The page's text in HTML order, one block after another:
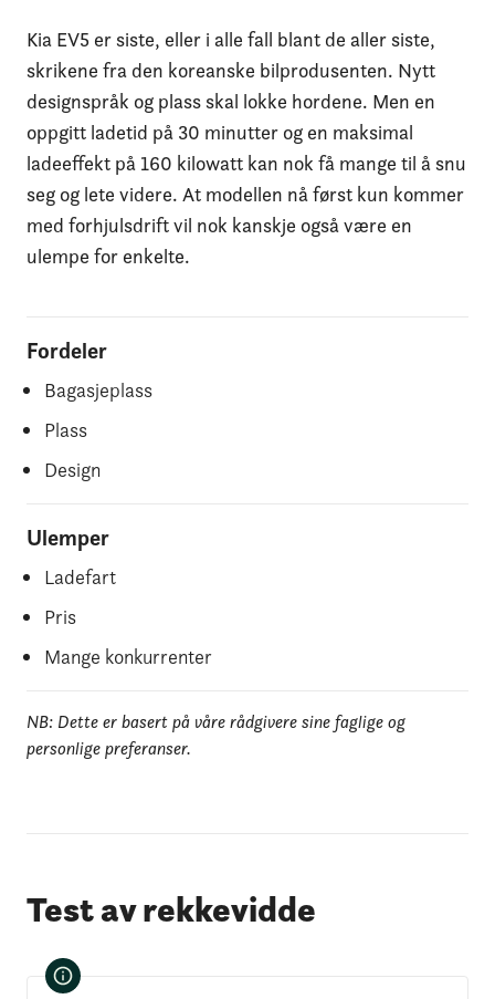
Kia EV5 er siste, eller i alle fall blant de aller siste,
skrikene fra den koreanske bilprodusenten. Nytt
designspråk og plass skal lokke hordene. Men en
oppgitt ladetid på 30 minutter og en maksimal
ladeeffekt på 160 kilowatt kan nok få mange til å snu
seg og lete videre. At modellen nå først kun kommer
med forhjulsdrift vil nok kanskje også være en
ulempe for enkelte.
Fordeler
Bagasjeplass
Plass
Design
Ulemper
Ladefart
Pris
Mange konkurrenter
NB: Dette er basert på våre rådgivere sine faglige og
personlige preferanser.
Test av rekkevidde